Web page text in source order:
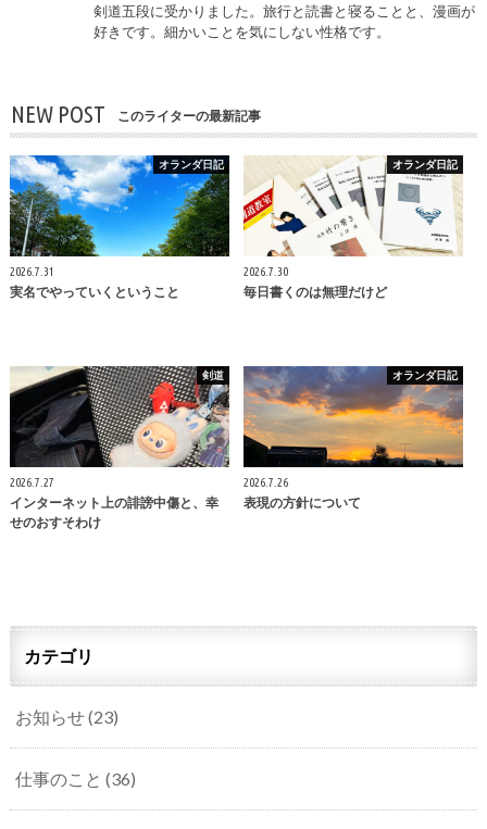
剣道五段に受かりました。旅行と読書と寝ることと、漫画が
好きです。細かいことを気にしない性格です。
NEW POST このライターの最新記事
オランダ日記
2026.7.31
実名でやっていくということ
オランダ日記
2026.7.30
毎日書くのは無理だけど
剣道
2026.7.27
インターネット上の誹謗中傷と、幸
せのおすそわけ
オランダ日記
2026.7.26
表現の方針について
カテゴリ
お知らせ(23)
仕事のこと (36)